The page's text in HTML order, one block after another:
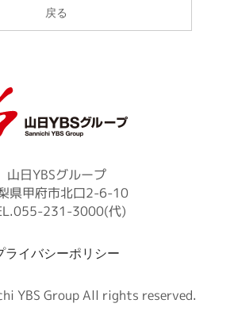
戻る
山日YBSグループ
県甲府市北口2-6-10
231-3000(代)
ライバシーポリシー
YBS Group All rights reserved.